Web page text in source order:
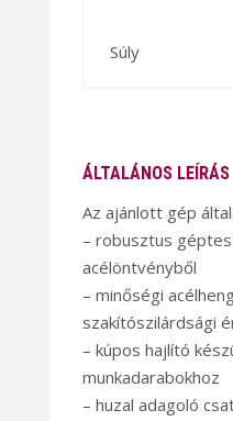
Súly
ÁLTALÁNOS LEÍRÁS
Az ajánlott gép
– robusztus
acélöntvényből
– minőségi
szakítószilárdsági
– kúpos hajlító
munkadarabokhoz
– huzal adagoló